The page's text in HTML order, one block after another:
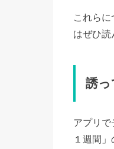
これら
はぜひ読
誘っ
アプリで
１週間